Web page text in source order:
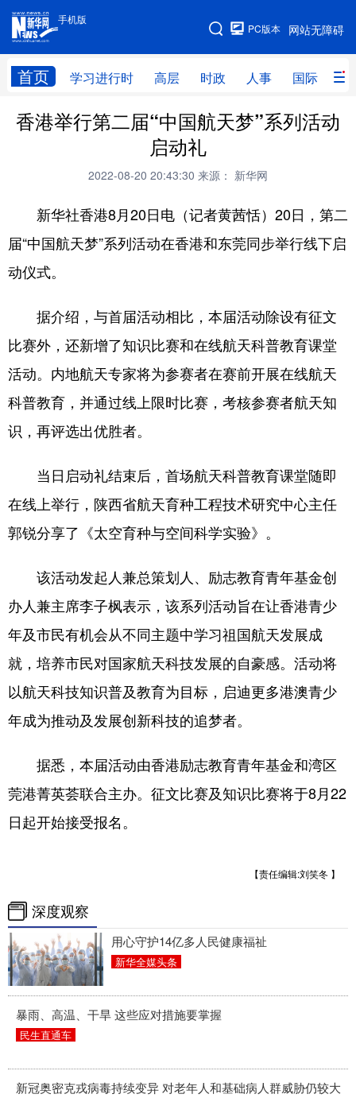
手机版
网站无障碍
PC版本
首页 学习进行时 高层 时政 人事 国际 财
手机版
网站地图
学习进行时 高层 时政 人事
全球连线
科技 科创 量子 体育
文化 书画 健康 军事
法律 中央文件 金融 汽车
食品 人居 信息化 数字经济
学术中国 乡村振兴 银龄 溯源中国
公益 一带一路 亚太网 上市公司
地方频道
北京 天津 河北 山西
浙江 安徽 福建 江西
山东 河南 湖北
四川 贵州 云南
陕西
多语种频道
English Español Français
Русский язык
Deutsch Português
香港举行第二届“中国航天梦”系列活动
启动礼
2022-08-20 20:43:30 来源： 新华网
新华社香港8月20日电（记者黄茜恬）20日，第二
届“中国航天梦”系列活动在香港和东莞同步举行线下启
动仪式。
据介绍，与首届活动相比，本届活动除设有征文
比赛外，还新增了知识比赛和在线航天科普教育课堂
活动。内地航天专家将为参赛者在赛前开展在线航天
科普教育，并通过线上限时比赛，考核参赛者航天知
识，再评选出优胜者。
当日启动礼结束后，首场航天科普教育课堂随即
在线上举行，陕西省航天育种工程技术研究中心主任
郭锐分享了《太空育种与空间科学实验》。
该活动发起人兼总策划人、励志教育青年基金创
办人兼主席李子枫表示，该系列活动旨在让香港青少
年及市民有机会从不同主题中学习祖国航天发展成
就，培养市民对国家航天科技发展的自豪感。活动将
以航天科技知识普及教育为目标，启迪更多港澳青少
年成为推动及发展创新科技的追梦者。
据悉，本届活动由香港励志教育青年基金和湾区
莞港菁英荟联合主办。征文比赛及知识比赛将于8月22
日起开始接受报名。
【责任编辑:刘笑冬 】
深度观察
用心守护14亿多人民健康福祉
新华全媒头条
暴雨、高温、干旱 这些应对措施要掌握
民生直通车
新冠奥密克戎病毒持续变异 对老年人和基础病人群威胁仍较大